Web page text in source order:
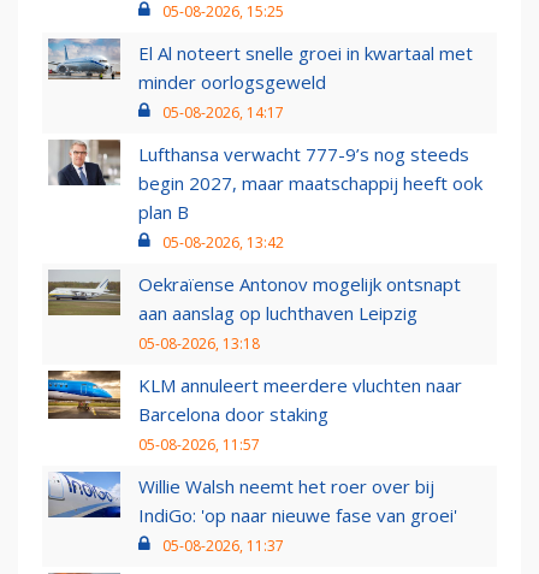
05-08-2026, 15:25
El Al noteert snelle groei in kwartaal met
minder oorlogsgeweld
05-08-2026, 14:17
Lufthansa verwacht 777-9’s nog steeds
begin 2027, maar maatschappij heeft ook
plan B
05-08-2026, 13:42
Oekraïense Antonov mogelijk ontsnapt
aan aanslag op luchthaven Leipzig
05-08-2026, 13:18
KLM annuleert meerdere vluchten naar
Barcelona door staking
05-08-2026, 11:57
Willie Walsh neemt het roer over bij
IndiGo: 'op naar nieuwe fase van groei'
05-08-2026, 11:37